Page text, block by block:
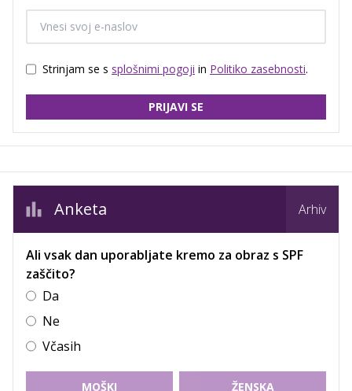
Strinjam se s splošnimi pogoji in Politiko zasebnosti.
PRIJAVI SE
Anketa Arhiv
Ali vsak dan uporabljate kremo za obraz s SPF
zaščito?
Da
Ne
Včasih
MOŠKI ŽENSKA